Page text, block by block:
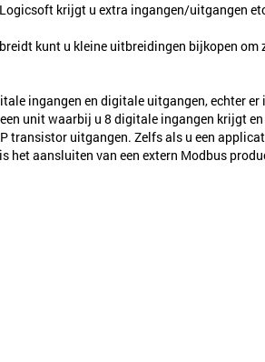
krijgt u extra ingangen/uitgangen
kunt u kleine uitbreidingen bijkopen
ingangen en digitale uitgangen, echter
unit waarbij u 8 digitale ingangen krijgt
uitgangen. Zelfs als u een
is het aansluiten van een extern Modbus